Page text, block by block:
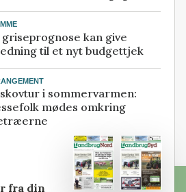
griseprognose kan give
til et nyt budgettjek
skovtur i sommervarmen:
mødes omkring
fra din